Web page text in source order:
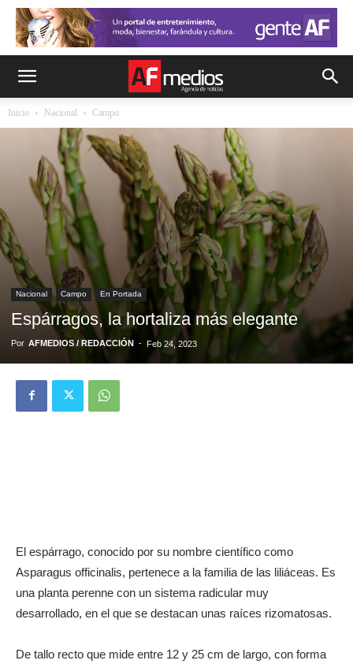
Inicio Nacional Campo
Nacional Campo En Portada
Espárragos, la hortaliza más elegante
Por AFMEDIOS / REDACCIÓN - Feb 24, 2023
El espárrago, conocido por su nombre científico como
Asparagus officinalis, pertenece a la familia de las liliáceas. Es
una planta perenne con un sistema radicular muy
desarrollado, en el que se destacan unas raíces rizomatosas.
De tallo recto que mide entre 12 y 25 cm de largo, con forma